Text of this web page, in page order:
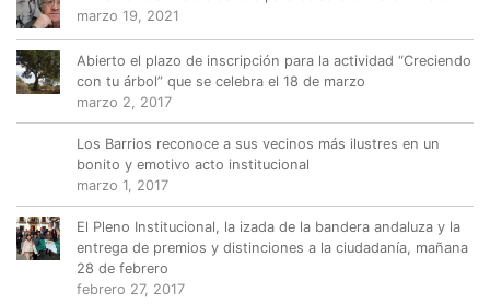
marzo 19, 2021
Abierto el plazo de inscripción para la actividad “Creciendo
con tu árbol” que se celebra el 18 de marzo
marzo 2, 2017
Los Barrios reconoce a sus vecinos más ilustres en un
bonito y emotivo acto institucional
marzo 1, 2017
El Pleno Institucional, la izada de la bandera andaluza y la
entrega de premios y distinciones a la ciudadanía, mañana
28 de febrero
febrero 27, 2017